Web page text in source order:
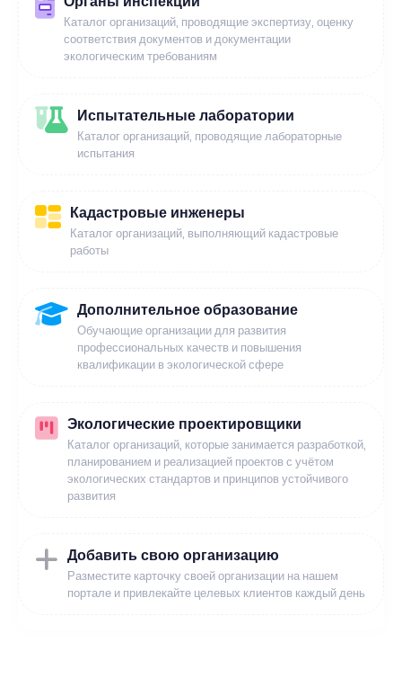
Каталог организаций, проводящие экспертизу, оценку
соответствия документов и документации
экологическим требованиям
Испытательные лаборатории
Каталог организаций, проводящие лабораторные
испытания
Кадастровые инженеры
Каталог организаций, выполняющий кадастровые
работы
Дополнительное образование
Обучающие организации для развития
профессиональных качеств и повышения
квалификации в экологической сфере
Экологические проектировщики
Каталог организаций, которые занимается разработкой,
планированием и реализацией проектов с учётом
экологических стандартов и принципов устойчивого
развития
Добавить свою организацию
Разместите карточку своей организации на нашем
портале и привлекайте целевых клиентов каждый день